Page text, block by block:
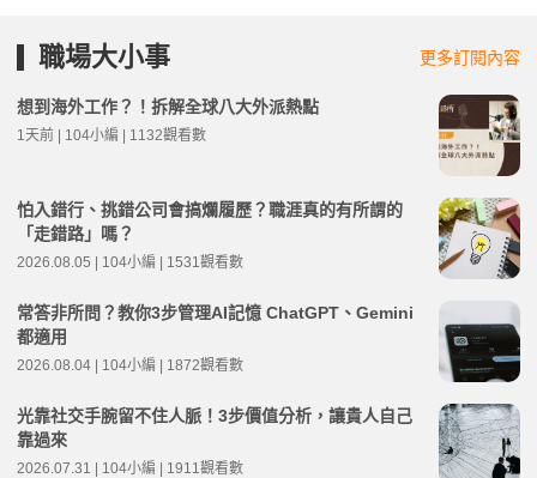
職場大小事 更多訂閱內容
想到海外工作？！拆解全球八大外派熱點
1天前 | 104小編 | 1132觀看數
怕入錯行、挑錯公司會搞爛履歷？職涯真的有所謂的
「走錯路」嗎？
2026.08.05 | 104小編 | 1531觀看數
常答非所問？教你3步管理AI記憶 ChatGPT、Gemini
都適用
2026.08.04 | 104小編 | 1872觀看數
光靠社交手腕留不住人脈！3步價值分析，讓貴人自己
靠過來
2026.07.31 | 104小編 | 1911觀看數